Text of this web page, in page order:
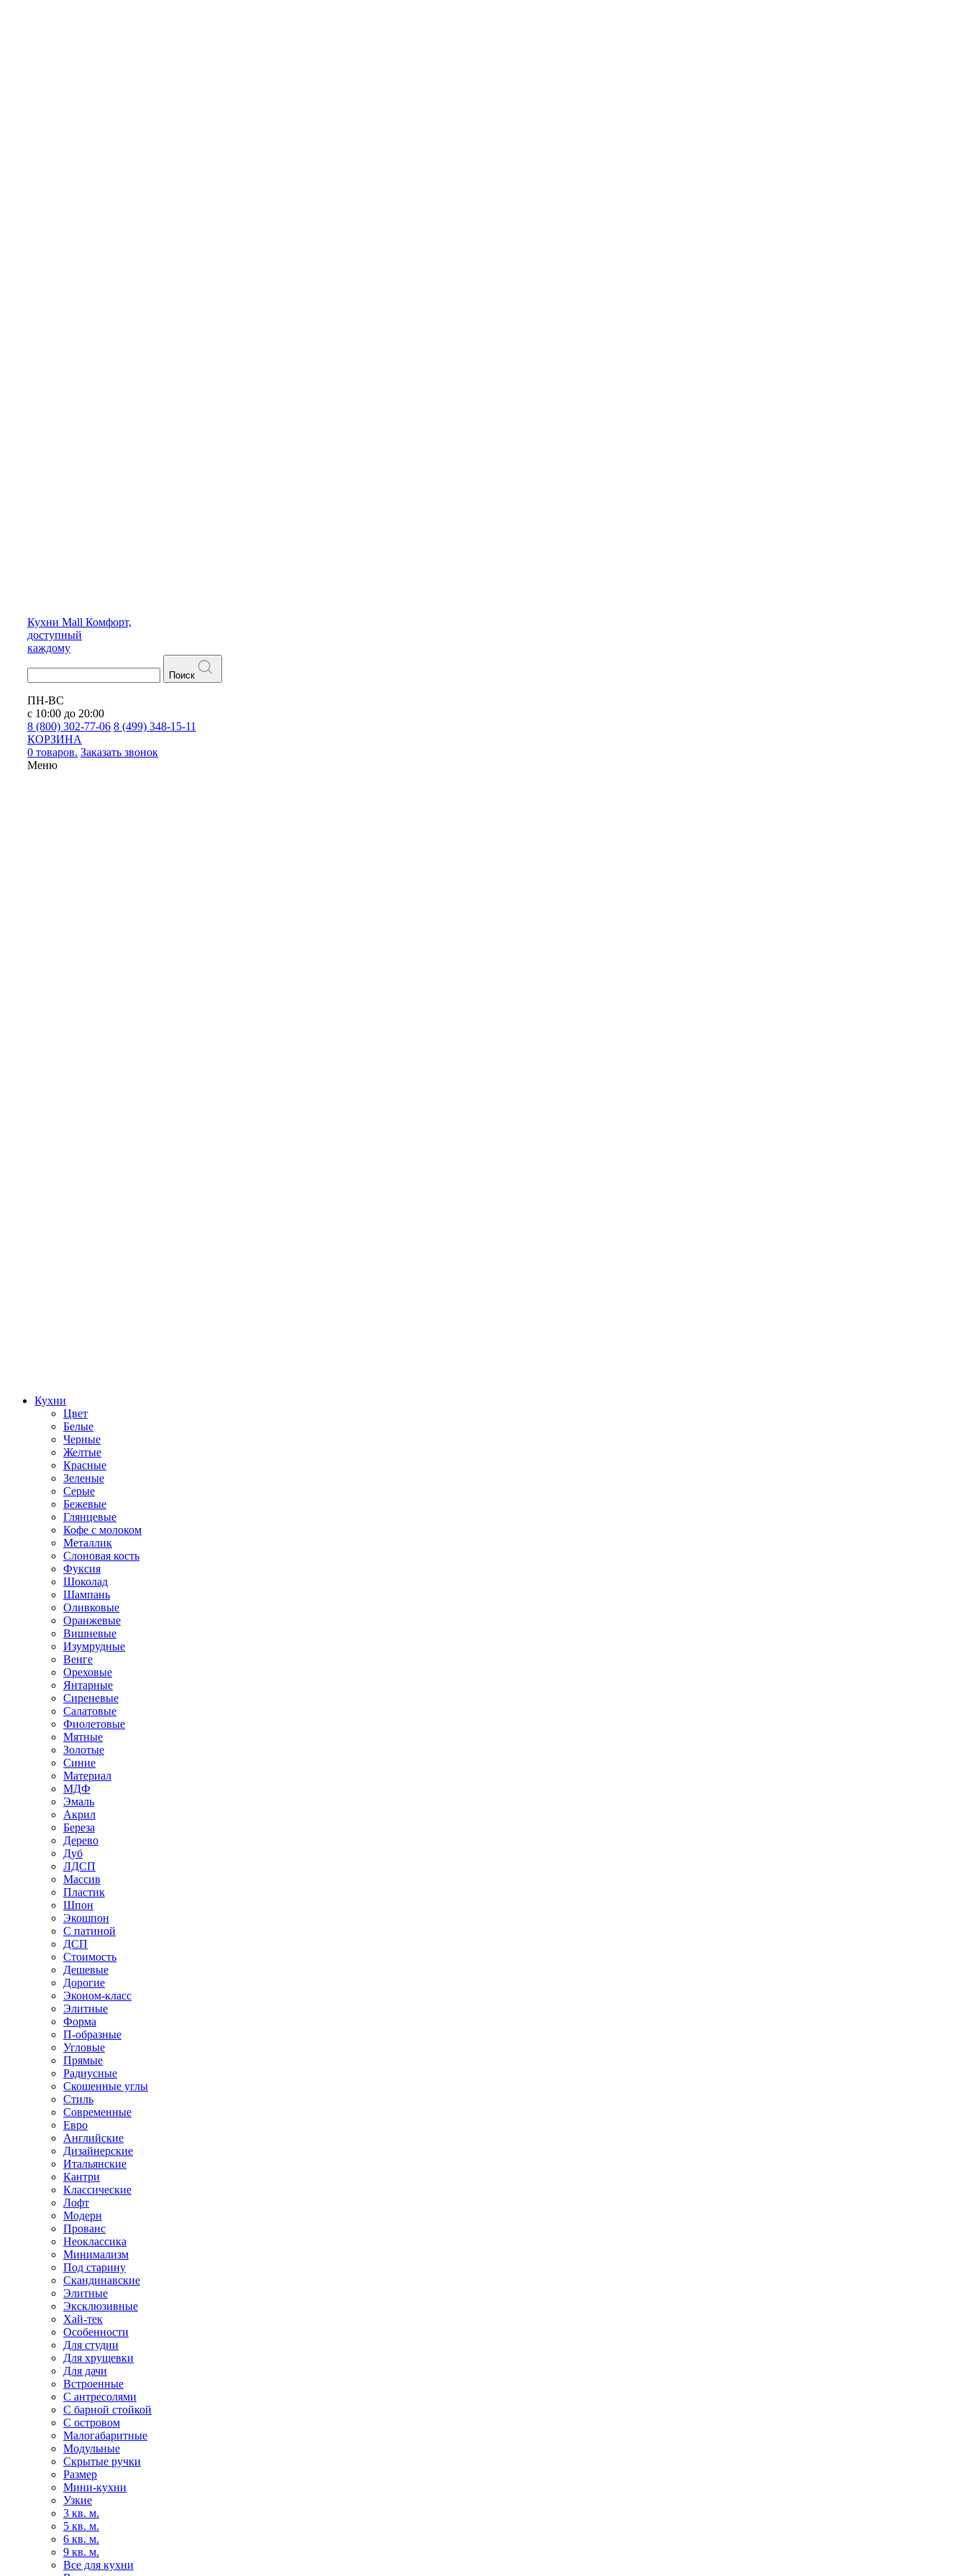
Кухни Mall Комфорт,
доступный
каждому
Поиск
ПН-ВС
с 10:00 до 20:00
8 (800) 302-77-06 8 (499) 348-15-11
КОРЗИНА
0 товаров. Заказать звонок
Меню
Кухни
Цвет
Белые
Черные
Желтые
Красные
Зеленые
Серые
Бежевые
Глянцевые
Кофе с молоком
Металлик
Слоновая кость
Фуксия
Шоколад
Шампань
Оливковые
Оранжевые
Вишневые
Изумрудные
Венге
Ореховые
Янтарные
Сиреневые
Салатовые
Фиолетовые
Мятные
Золотые
Синие
Материал
МДФ
Эмаль
Акрил
Береза
Дерево
Дуб
ЛДСП
Массив
Пластик
Шпон
Экошпон
С патиной
ДСП
Стоимость
Дешевые
Дорогие
Эконом-класс
Элитные
Форма
П-образные
Угловые
Прямые
Радиусные
Скошенные углы
Стиль
Современные
Евро
Английские
Дизайнерские
Итальянские
Кантри
Классические
Лофт
Модерн
Прованс
Неоклассика
Минимализм
Под старину
Скандинавские
Элитные
Эксклюзивные
Хай-тек
Особенности
Для студии
Для хрущевки
Для дачи
Встроенные
С антресолями
С барной стойкой
С островом
Малогабаритные
Модульные
Скрытые ручки
Размер
Мини-кухни
Узкие
3 кв. м.
5 кв. м.
6 кв. м.
9 кв. м.
Все для кухни